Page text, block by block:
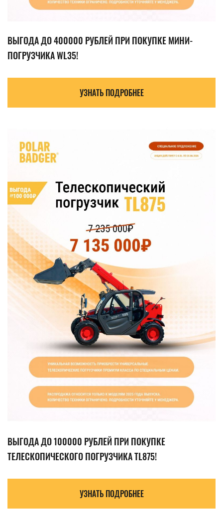
ВЫГОДА ДО 400000 РУБЛЕЙ ПРИ ПОКУПКЕ МИНИ-
ПОГРУЗЧИКА WL35!
УЗНАТЬ ПОДРОБНЕЕ
ВЫГОДА ДО 100000 РУБЛЕЙ ПРИ ПОКУПКЕ
ТЕЛЕСКОПИЧЕСКОГО ПОГРУЗЧИКА TL875!
УЗНАТЬ ПОДРОБНЕЕ